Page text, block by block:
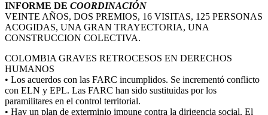
INFORME DE COORDINACIÓN
VEINTE AÑOS, DOS PREMIOS, 16 VISITAS, 125 PERSONAS
ACOGIDAS, UNA GRAN TRAYECTORIA, UNA
CONSTRUCCION COLECTIVA.
COLOMBIA GRAVES RETROCESOS EN DERECHOS
HUMANOS
• Los acuerdos con las FARC incumplidos. Se incrementó conflicto
con ELN y EPL. Las FARC han sido sustituidas por los
paramilitares en el control territorial.
• Hay un plan de exterminio impune contra la dirigencia social. El